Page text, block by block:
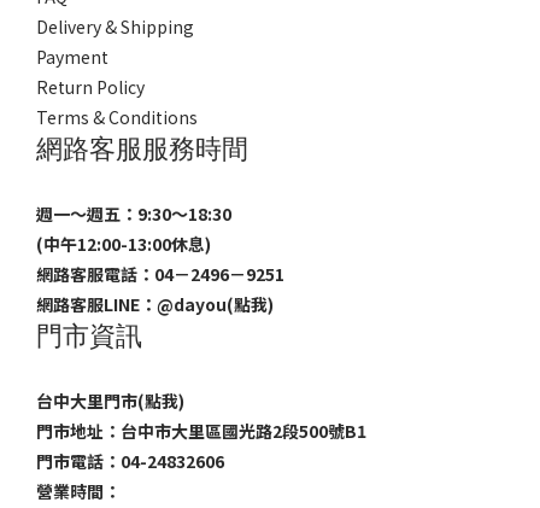
Delivery & Shipping
Payment
Return Policy
Terms & Conditions
網路客服服務時間
週一～週五：9:30～18:30
(中午12:00-13:00休息)
網路客服電話：04－2496－9251
網路客服LINE： @dayou(點我)
門市資訊
台中大里門市(點我)
門市地址：台中市大里區國光路2段500號B1
門市電話：04-24832606
營業時間：